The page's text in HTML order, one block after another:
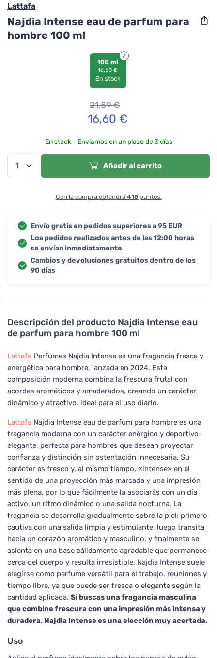
Descripción del producto Najdia Intense eau
de parfum para hombre 100 ml
Lattafa Perfumes Najdia Intense es una fragancia fresca y
energética para hombre, lanzada en 2024. Esta
composición moderna combina la frescura frutal con
acordes aromáticos y amaderados, creando un carácter
dinámico y atractivo, ideal para el uso diario.
Lattafa Najdia Intense eau de parfum para hombre es una
fragancia moderna con un carácter enérgico y deportivo-
elegante, perfecta para hombres que desean proyectar
confianza y distinción sin ostentación innecesaria. Su
carácter es fresco y, al mismo tiempo, «intense» en el
sentido de una proyección más marcada y una impresión
más plena, por lo que fácilmente la asociarás con un día
activo, un ritmo dinámico o una salida nocturna. La
fragancia se desarrolla gradualmente sobre la piel: primero
cautiva con una salida limpia y estimulante, luego transita
hacia un corazón aromático y masculino, y finalmente se
asienta en una base cálidamente agradable que permanece
cerca del cuerpo y resulta irresistible. Najdia Intense suele
elegirse como perfume versátil para el trabajo, reuniones y
tiempo libre, ya que puede ser fresca o elegante según la
cantidad aplicada. Si buscas una fragancia masculina
que combine frescura con una impresión más intensa y
duradera, Najdia Intense es una elección muy acertada.
Uso
Lattafa
Najdia Intense eau de parfum para
hombre 100 ml
100 ml
16,60 €
En stock
21,59€
16,60 €
En stock - Enviamos en un plazo de 3 días
Añadir al carrito
Con la compra obtendrá 415puntos.
Envío gratis en pedidos superiores a 95 EUR
Los pedidos realizados antes de las 12:00 horas
se envían inmediatamente
Cambios y devoluciones gratuitos dentro de los
90 días